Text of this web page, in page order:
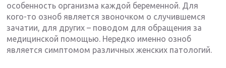
особенность организма каждой беременной. Для
кого-то озноб является звоночком о случившемся
зачатии, для других – поводом для обращения за
медицинской помощью. Нередко именно озноб
является симптомом различных женских патологий.